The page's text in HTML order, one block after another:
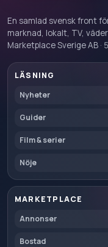
En samlad svensk front
marknad, lokalt, TV,
Marketplace Sverige AB ·
LÄSNING
Nyheter
Guider
Film & serier
Nöje
MARKETPLACE
Annonser
Bostad